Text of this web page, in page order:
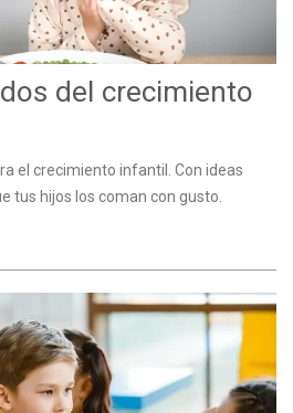
del crecimiento
el crecimiento infantil. Con ideas
tus hijos los coman con gusto.